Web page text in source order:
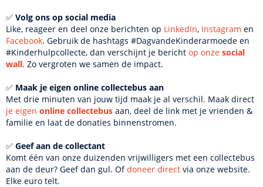
✅ Volg ons op social media
Like, reageer en deel onze berichten op LinkedIn, Instagram en
Facebook. Gebruik de hashtags #DagvandeKinderarmoede en
#Kinderhulpcollecte, dan verschijnt je bericht op onze social
wall. Zo vergroten we samen de impact.
✅ Maak je eigen online collectebus aan
Met drie minuten van jouw tijd maak je al verschil. Maak direct
je eigen online collectebus aan, deel de link met je vrienden &
familie en laat de donaties binnenstromen.
✅ Geef aan de collectant
Komt één van onze duizenden vrijwilligers met een collectebus
aan de deur? Geef dan gul. Ofdoneer direct via onze website.
Elke euro telt.